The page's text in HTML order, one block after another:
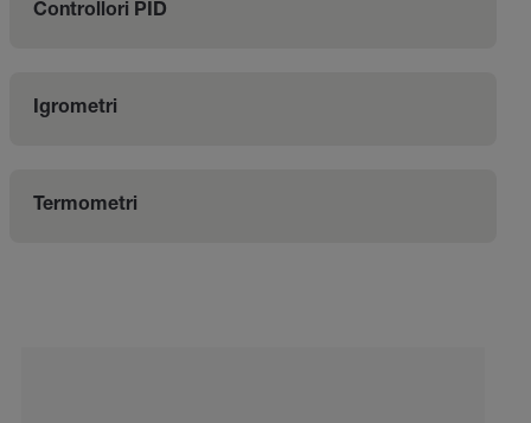
Controllori PID
Igrometri
Termometri